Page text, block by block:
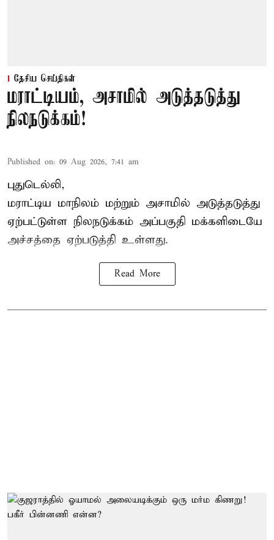
தேசிய செய்திகள்
மராட்டியம், அசாமில் அடுத்தடுத்து
நிலநடுக்கம்!
Published on: 09 Aug 2026, 7:41 am
புதுடெல்லி,
மராட்டிய மாநிலம் மற்றும் அசாமில் அடுத்தடுத்து
ஏற்பட்டுள்ள நிலநடுக்கம் அப்பகுதி மக்களிடையே
அச்சத்தை ஏற்படுத்தி உள்ளது.
Read More